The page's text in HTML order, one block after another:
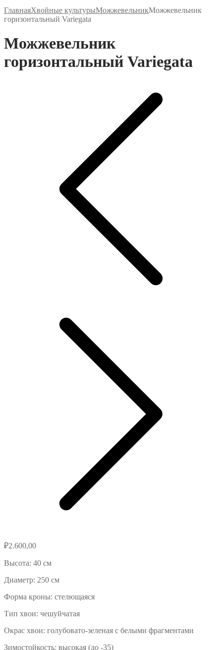
ГлавнаяХвойные культурыМожжевельникМожжевельник
горизонтальный Variegata
Можжевельник
горизонтальный Variegata
₽2.600,00
Высота: 40 см
Диаметр: 250 см
Форма кроны: стелющаяся
Тип хвои: чешуйчатая
Окрас хвои: голубовато-зеленая с белыми фрагментами
Зимостойкость: высокая (до -35)